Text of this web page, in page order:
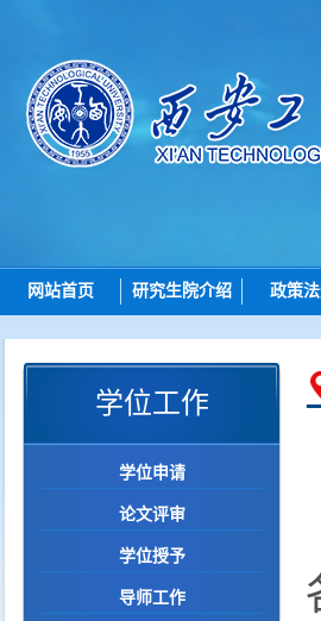
网站首页 研究生院介绍
研究生院简介
岗位职责
政策
学位工作
学位申请
论文评审
学位授予
导师工作